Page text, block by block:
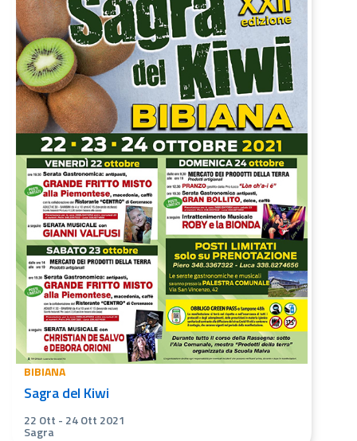
BIBIANA
Sagra del Kiwi
22 Ott - 24 Ott 2021
Sagra